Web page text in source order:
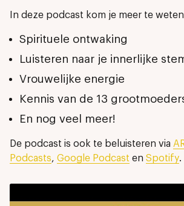
In deze podcast kom je meer te
Spirituele ontwaking
Luisteren naar je innerlijke
Vrouwelijke energie
Kennis van de 13
En nog veel meer!
De podcast is ook te beluisteren via
Podcasts, Google Podcast en Spotify.